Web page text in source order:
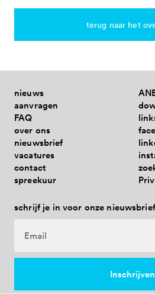
eindhovense basis
professionele kunsten
thema gezondheid -
samen uit corona -
terug naar het
nieuws
aanvragen
FAQ
over ons
nieuwsbrief
vacatures
contact
spreekuur
schrijf je in voor onze